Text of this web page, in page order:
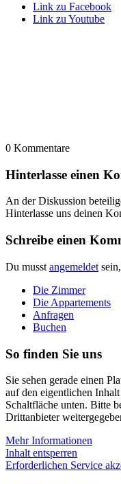
Link zu Facebook
Link zu Youtube
0 Kommentare
Hinterlasse einen
An der Diskussion
Hinterlasse uns deinen
Schreibe einen
Du musst angemeldet
Die Zimmer
Die Appartements
Anfragen
Buchen
So finden Sie uns
Sie sehen gerade einen
auf den eigentlichen
Schaltfläche unten. Bitte
Drittanbieter
Mehr Informationen
Inhalt entsperren
Erforderlichen Service